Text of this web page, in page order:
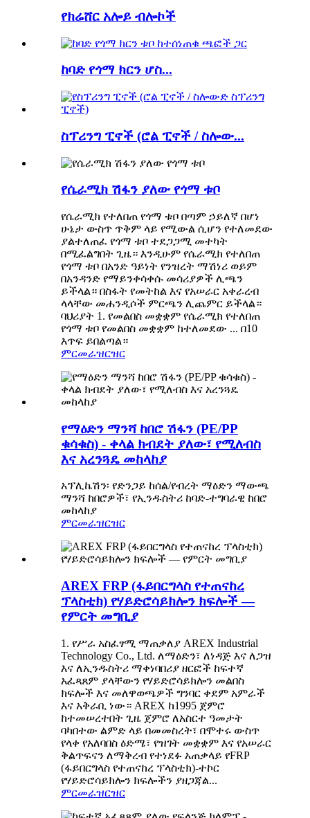
የክሬሸር አሎይ ብሎኮች
ከባድ የጎማ ክርን ሆስ...
ስፕሪንግ ፒኖች (ሮል ፒኖች / ስሎው...
የሴራሚክ ሽፋን ያለው የጎማ ቱቦ
የሴራሚክ የተለበጠ የጎማ ቱቦ በጣም ኃይለኛ በሆነ
ሁኔታ ውስጥ ጥቅም ላይ የሚውል ሲሆን የተለመደው
ያልተለጠፈ የጎማ ቱቦ ተደጋጋሚ መተካት
በሚፈልግበት ጊዜ። እንዲሁም የሴራሚክ የተለበጠ
የጎማ ቱቦ በአንድ ዓይነት የንዝረት ማሽነሪ ወይም
በአንዳንድ የማይንቀሳቀሱ መሳሪያዎች ሊጫን
ይችላል። በስፋት የመትከል እና የአሠራር አቀራረብ
ላላቸው መሐንዲሶች ምርጫን ሊጨምር ይችላል።
ባህሪያት 1. የመልበስ መቋቋም የሴራሚክ የተለበጠ
የጎማ ቱቦ የመልበስ መቋቋም ከተለመደው ... በ10
እጥፍ ይበልጣል።
ምርመራዝርዝር
የማዕድን ማንሻ ከበሮ ሽፋን (PE/PP
ቁሳቁስ) - ቀላል ክብደት ያለው፣ የሚለብስ
እና አረንጓዴ መከላከያ
አፕሊኬሽን፡ የድንጋይ ከሰል/የብረት ማዕድን ማውጫ
ማንሻ ከበሮዎች፣ የኢንዱስትሪ ከባድ-ተግባራዊ ከበሮ
መከላከያ
ምርመራዝርዝር
AREX FRP (ፋይበርግላስ የተጠናከረ
ፕላስቲክ) የሃይድሮሳይክሎን ክፍሎች —
የምርት መግቢያ
1. የሥራ አስፈፃሚ ማጠቃለያ AREX Industrial
Technology Co., Ltd. ለማዕድን፣ ለነዳጅ እና ለጋዝ
እና ለኢንዱስትሪ ማቀነባበሪያ ዘርፎች ከፍተኛ
አፈጻጸም ያላቸውን የሃይድሮሳይክሎን መልበስ
ክፍሎች እና መለዋወጫዎች ግንባር ቀደም አምራች
እና አቅራቢ ነው። AREX ከ1995 ጀምሮ
ከተመሠረተበት ጊዜ ጀምሮ ለአስርተ ዓመታት
ባካበተው ልምድ ላይ በመመስረት፣ በሞተሩ ውስጥ
የላቀ የአለባበስ ዕድሜ፣ የዝገት መቋቋም እና የአሠራር
ቅልጥፍናን ለማቅረብ የተነደፉ አጠቃላይ የFRP
(ፋይበርግላስ የተጠናከረ ፕላስቲክ)-ተኮር
የሃይድሮሳይክሎን ክፍሎችን ያዘጋጃል...
ምርመራዝርዝር